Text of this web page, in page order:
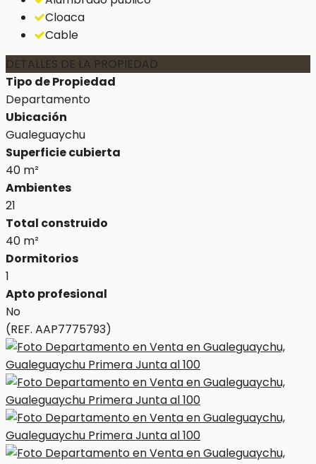
Cloaca
Cable
DETALLES DE LA PROPIEDAD
Tipo de Propiedad
Departamento
Ubicación
Gualeguaychu
Superficie cubierta
40 m²
Ambientes
21
Total construido
40 m²
Dormitorios
1
Apto profesional
No
(REF. AAP7775793)